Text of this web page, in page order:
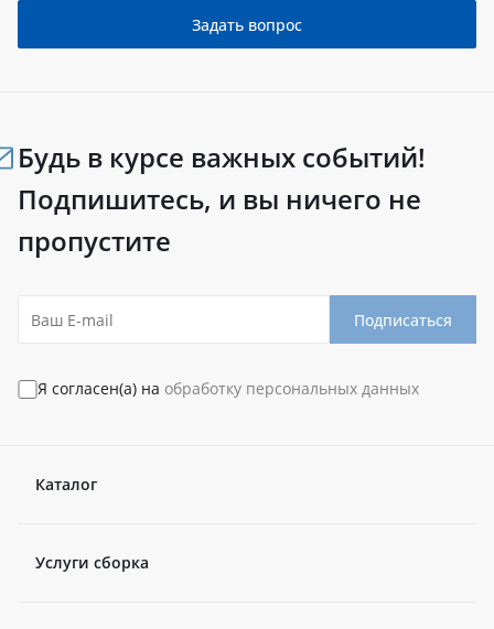
Задать вопрос
Будь в курсе важных событий!
Подпишитесь, и вы ничего не
пропустите
Подписаться
Я согласен(а) на обработку персональных данных
Каталог
Услуги сборка